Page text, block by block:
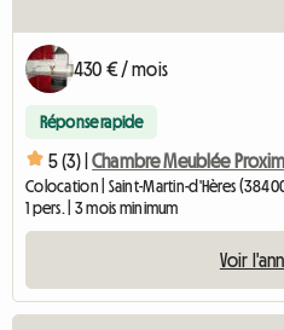
430 € / mois
Réponse rapide
5 (3) |
Colocation | Saint-Martin-d'Hères
1 pers. | 3 mois minimum
Voir